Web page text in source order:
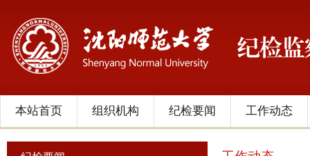
本站首页 组织机构 纪检要闻 工作动态